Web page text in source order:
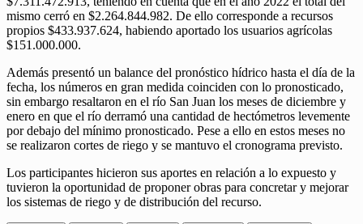
mismo cerró en $2.264.844.982. De ello corresponde a recursos
propios $433.937.624, habiendo aportado los usuarios agrícolas
$151.000.000.
Además presentó un balance del pronóstico hídrico hasta el día de la
fecha, los números en gran medida coinciden con lo pronosticado,
sin embargo resaltaron en el río San Juan los meses de diciembre y
enero en que el río derramó una cantidad de hectómetros levemente
por debajo del mínimo pronosticado. Pese a ello en estos meses no
se realizaron cortes de riego y se mantuvo el cronograma previsto.
Los participantes hicieron sus aportes en relación a lo expuesto y
tuvieron la oportunidad de proponer obras para concretar y mejorar
los sistemas de riego y de distribución del recurso.